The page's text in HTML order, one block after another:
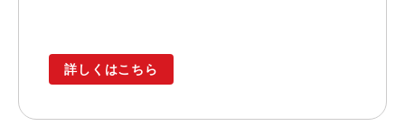
詳しくはこちら